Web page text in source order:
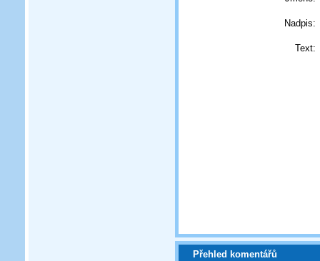
Nadpis:
Text:
Přehled komentářů